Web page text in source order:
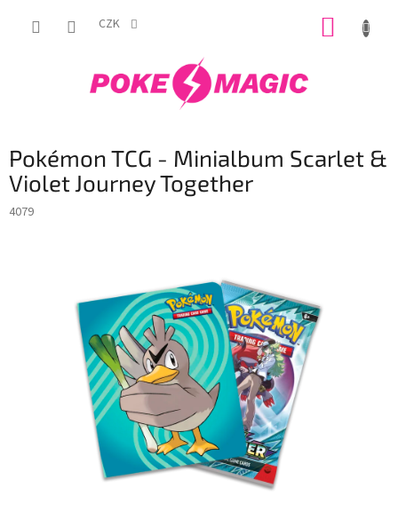
CZK
Pokémon TCG - Minialbum Scarlet &
Violet Journey Together
4079